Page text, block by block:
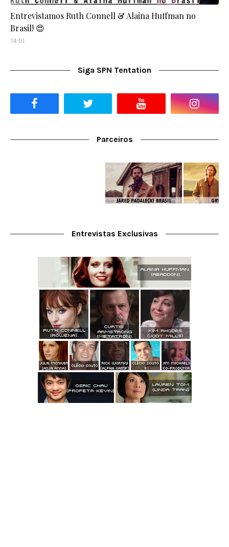
Entrevistamos Ruth Connell & Alaina Huffman no
Brasil! 😍
14:01
Siga SPN Tentation
Parceiros
Entrevistas Exclusivas